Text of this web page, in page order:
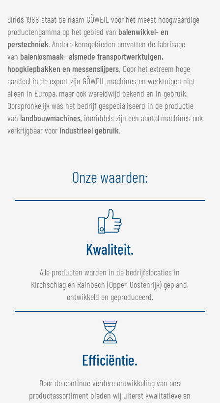
Sinds 1988 staat de naam GÖWEIL voor het meest hoogwaardige
productengamma op het gebied van balenwikkel- en
perstechniek. Andere kerngebieden omvatten de fabricage
van balenlosmaak- alsmede transportwerktuigen,
hoogkiepbakken en messenslijpers. Door het extreem hoge
aandeel in de export zijn GÖWEIL machines en werktuigen niet
alleen in Europa, maar ook wereldwijd bekend en in gebruik.
Oorspronkelijk was het bedrijf gespecialiseerd in de productie
van landbouwmachines, inmiddels zijn een aantal machines ook
verkrijgbaar voor industrieel gebruik.
Onze waarden:
Kwaliteit.
Alle producten worden in de bedrijfslocaties in
Kirchschlag en Rainbach (Opper-Oostenrijk) gepland,
ontwikkeld en geproduceerd.
Efficiëntie.
Door de continue verdere ontwikkeling van ons
productassortiment bieden wij uiterst kwalitatieve en